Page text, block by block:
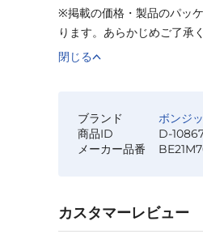
※掲載の価格・製品のパッ
ります。あらかじめご了承
閉じる
ブランド
ボンジ
商品ID
D-
メーカー品番
カスタマーレビュー